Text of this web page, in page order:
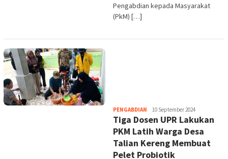
Pengabdian kepada Masyarakat
(PkM) […]
PENGABDIAN Heri
Purwata
10 September 2024
Tiga Dosen UPR Lakukan
PKM Latih Warga Desa
Talian Kereng Membuat
Pelet Probiotik